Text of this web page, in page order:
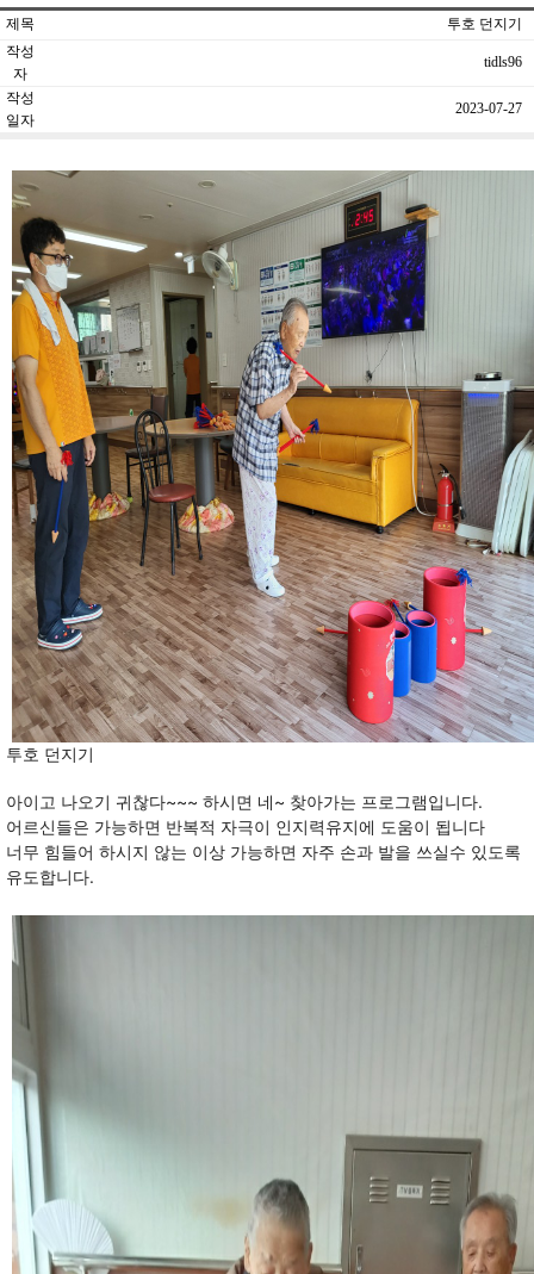
제목
투호 던지기
작성
자
tidls96
작성
일자
2023-07-27
투호 던지기
아이고 나오기 귀찮다~~~ 하시면 네~ 찾아가는 프로그램입니다.
어르신들은 가능하면 반복적 자극이 인지력유지에 도움이 됩니다
너무 힘들어 하시지 않는 이상 가능하면 자주 손과 발을 쓰실수 있도록
유도합니다.